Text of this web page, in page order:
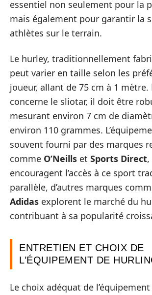
essentiel non seulement pour la
mais également pour garantir la
athlètes sur le terrain.
Le hurley, traditionnellement
peut varier en taille selon les
joueur, allant de 75 cm à 1 mètre.
concerne le sliotar, il doit être
mesurant environ 7 cm de
environ 110 grammes.
souvent fourni par des marques
comme O’Neills et Sports Direct
encouragent l’accès à ce sport
parallèle, d’autres marques
Adidas explorent le marché du
contribuant à sa popularité
ENTRETIEN ET CHOIX DE
L’ÉQUIPEMENT DE
Le choix adéquat de